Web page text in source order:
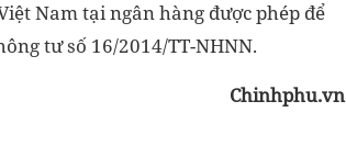
Nam tại ngân hàng được phép để
tư số 16/2014/TT-NHNN.
Chinhphu.vn